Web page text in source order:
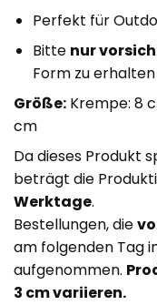
Perfekt für
Bitte nur
Form zu erhalten
Größe: Krempe: 8
cm
Da dieses Produkt
beträgt die
Werktage.
Bestellungen, die
am folgenden Tag
aufgenommen.
3 cm variieren.